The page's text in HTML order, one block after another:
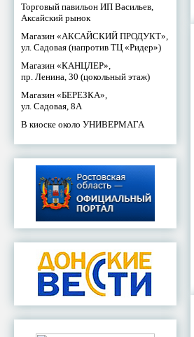
Торговый павильон ИП Васильев,
Аксайский рынок
Магазин «АКСАЙСКИЙ ПРОДУКТ»,
ул. Садовая (напротив ТЦ «Ридер»)
Магазин «КАНЦЛЕР»,
пр. Ленина, 30 (цокольный этаж)
Магазин «БЕРЕЗКА»,
ул. Садовая, 8А
В киоске около УНИВЕРМАГА